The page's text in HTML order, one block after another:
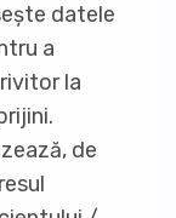
datele
a
la
de